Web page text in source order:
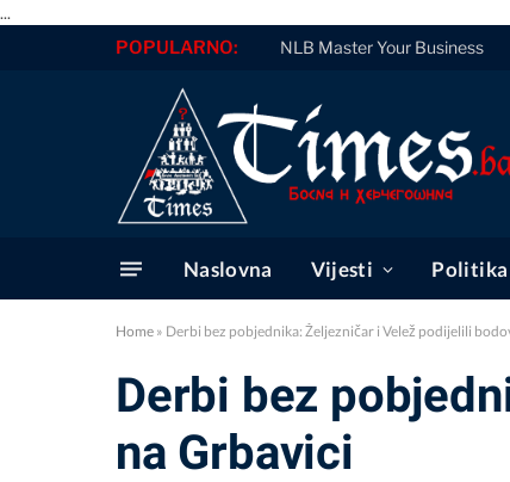
...
POPULARNO: NLB Master Your Business
Naslovna Vijesti Politika
Home » Derbi bez pobjednika: Željezničar i Velež podijelili
Derbi bez
na Grbavici